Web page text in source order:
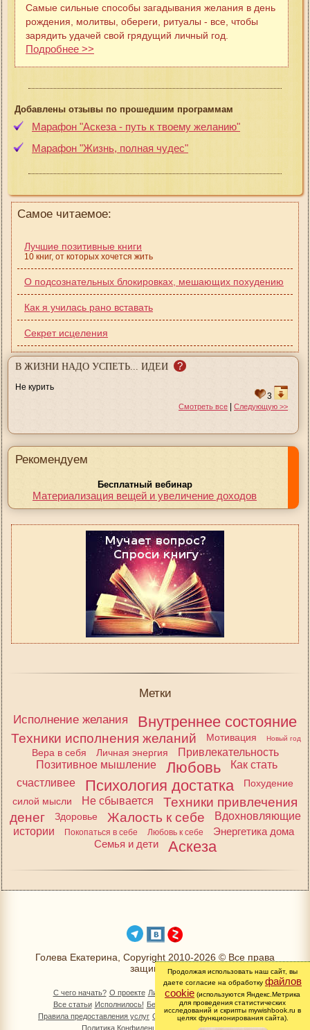
Самые сильные способы загадывания желания в день
рождения, молитвы, обереги, ритуалы - все, чтобы
зарядить удачей свой грядущий личный год.
Подробнее >>
Добавлены отзывы по прошедшим программам
Марафон "Аскеза - путь к твоему желанию"
Марафон "Жизнь, полная чудес"
Самое читаемое:
Лучшие позитивные книги
10 книг, от которых хочется жить
О подсознательных блокировках, мешающих похудению
Как я училась рано вставать
Секрет исцеления
В ЖИЗНИ НАДО УСПЕТЬ... ИДЕИ ?
Не курить
3
Смотреть все | Следующую >>
Рекомендуем
Бесплатный вебинар
Материализация вещей и увеличение доходов
Метки
Исполнение желания
Внутреннее состояние
Техники исполнения желаний Мотивация Новый год
Вера в себя Личная энергия
Привлекательность
Позитивное мышление
Любовь
Как стать
счастливее
Психология достатка
Похудение
силой мысли
Не сбывается
Техники привлечения
денег
Здоровье Жалость к себе
Вдохновляющие
истории
Покопаться в себе Любовь к себе
Энергетика дома
Семья и дети
Аскеза
Голева Екатерина, Copyright 2010-2026 © Все права
защищены
С чего начать? О проекте Личный раздел Книга Желаний
Все статьи Исполнилось! Бесплатно! Изменимся вместе
Правила предоставления услуг Обработка персональных данных
Политика Конфиденциальности
Контакты
Продолжая использовать наш сайт, вы
даете согласие на обработку файлов
cookie (используются Яндекс.Метрика
для проведения статистических
исследований и скрипты mywishbook.ru в
целях функционирования сайта).